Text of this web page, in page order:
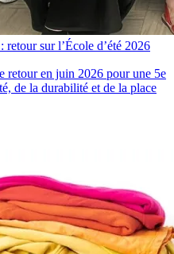
sur l’École d’été 2026
retour en juin 2026 pour une 5e
de la durabilité et de la place